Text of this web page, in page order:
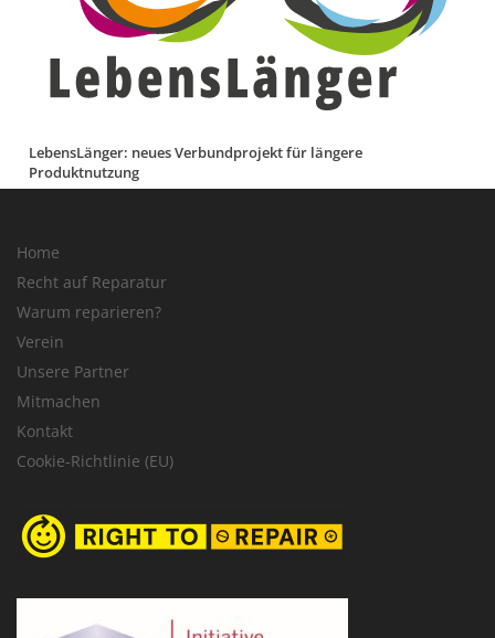
LebensLänger: neues Verbundprojekt für längere
Produktnutzung
Home
Recht auf Reparatur
Warum reparieren?
Verein
Unsere Partner
Mitmachen
Kontakt
Cookie-Richtlinie (EU)